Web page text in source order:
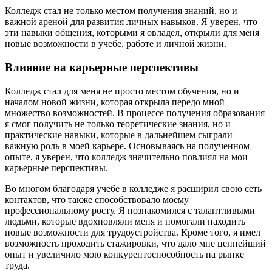
Колледж стал не только местом получения знаний, но и
важной ареной для развития личных навыков. Я уверен, что
эти навыки общения, которыми я овладел, открыли для меня
новые возможности в учебе, работе и личной жизни.
Влияние на карьерные перспективы
Колледж стал для меня не просто местом обучения, но и
началом новой жизни, которая открыла передо мной
множество возможностей. В процессе получения образования
я смог получить не только теоретические знания, но и
практические навыки, которые в дальнейшем сыграли
важную роль в моей карьере. Основываясь на полученном
опыте, я уверен, что колледж значительно повлиял на мои
карьерные перспективы.
Во многом благодаря учебе в колледже я расширил свою сеть
контактов, что также способствовало моему
профессиональному росту. Я познакомился с талантливыми
людьми, которые вдохновляли меня и помогали находить
новые возможности для трудоустройства. Кроме того, я имел
возможность проходить стажировки, что дало мне ценнейший
опыт и увеличило мою конкурентоспособность на рынке
труда.